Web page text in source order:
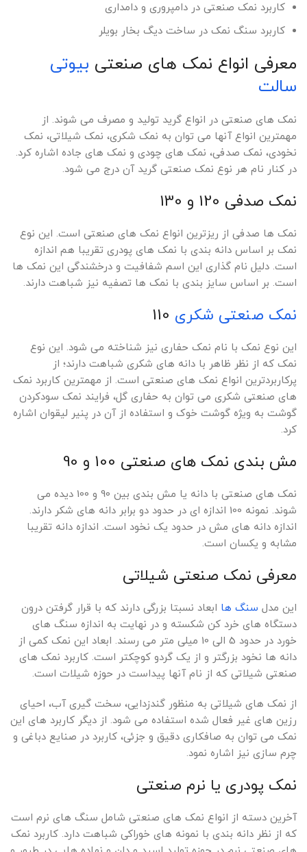
کاربرد نمک صنعتی در دامپروری و دامداری
کاربرد سنگ نمک در ساخت دیگ بخار بویلر
معرفی انواع نمک های صنعتی بیوتی
سالت
نمک های صنعتی در انواع گرید تولید و مصرف می شوند. از
مهمترین انواع آنها می توان به نمک شکری، نمک شیلاتی، نمک
نخودی، نمک صدفی، نمک های چودی و نمک های جاده اشاره کرد.
در کنار نام هر نوع نمک صنعتی گرید آن درج می شود.
نمک صدفی 120 و 130
نمک ها صدفی از ریزترین انواع نمک های صنعتی است. این نوع
نمک بر اساس دانه بندی با نمک های پودری تقریبا هم اندازه
است. دلیل نام گذاری این اسم شفافیت و درخشندگی این نمک ها
است. بر اساس سایز بندی با نمک ها تصفیه نیز شباهت دارند.
نمک صنعتی شکری
این نوع نمک با نام نمک حفاری نیز شناخته می شود. این نوع
نمک که از نظر ظاهر با دانه های شکری شباهت دارند؛ از
پرکاربردترین انواع نمک های صنعتی است. از مهمترین کاربرد نمک
های صنعتی شکری می توان به حفاری گل، فرایند نمک سودکردن
گوشت به ویژه گوشت خوک و استفاده از آن در پنیر لیقوان اشاره
کرد.
مش بندی نمک های صنعتی 100 و 90
نمک های صنعتی با دانه یا مش بندی بین 90 و 100 دیده می
شوند. نمونه 100 اندازه ای در حدود دو برابر دانه های شکر دارند.
اندازه دانه های مش در حدود یک نخود است. اندازه دانه تقریبا
مشابه و یکسان است.
معرفی نمک صنعتی شیلاتی
این مدل سنگ ها ابعاد نسبتا بزرگی دارند که با قرار گرفتن درون
دستگاه های خرد کن شکسته و در نهایت به اندازه سنگ های
خورد در حدود 5 الی 10 میلی متر می رسند. ابعاد این نمک کمی از
دانه ها نخود بزرگتر و از یک گردو کوچکتر است. کاربرد نمک های
صنعتی شیلاتی که از نام آنها پیداست در حوزه شیلات است.
از نمک های شیلاتی به منظور گندزدایی، سخت گیری آب، احیای
رزین های غیر فعال شده استفاده می شود. از دیگر کاربرد های این
نمک می توان به صافکاری دقیق و جزئی، کاربرد در صنایع دباغی و
چرم سازی نیز اشاره نمود.
نمک پودری یا نرم صنعتی
آخرین دسته از انواع نمک های صنعتی شامل سنگ های نرم است
که از نظر دانه بندی با نمونه های خوراکی شباهت دارد. کاربرد نمک